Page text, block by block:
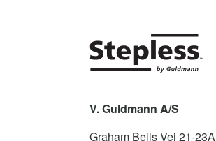
V. Guldmann A/S
Graham Bells Vej 21-23A